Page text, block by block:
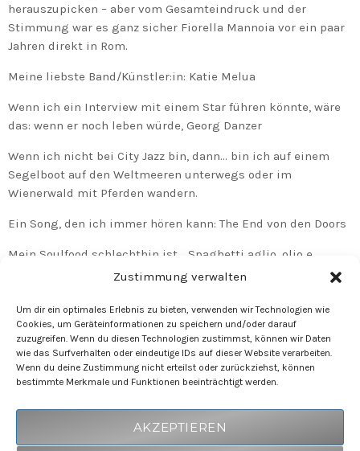
Zustimmung verwalten
Um dir ein optimales Erlebnis zu bieten, verwenden wir Technologien wie
Cookies, um Geräteinformationen zu speichern und/oder darauf
zuzugreifen. Wenn du diesen Technologien zustimmst, können wir Daten
wie das Surfverhalten oder eindeutige IDs auf dieser Website verarbeiten.
Wenn du deine Zustimmung nicht erteilst oder zurückziehst, können
bestimmte Merkmale und Funktionen beeinträchtigt werden.
AKZEPTIEREN
herauszupicken – aber vom Gesamteindruck und der
Stimmung war es ganz sicher Fiorella Mannoia vor ein paar
Jahren direkt in Rom.
Meine liebste Band/Künstler:in: Katie Melua
Wenn ich ein Interview mit einem Star führen könnte, wäre
das: wenn er noch leben würde, Georg Danzer
Wenn ich nicht bei City Jazz bin, dann… bin ich auf einem
Segelboot auf den Weltmeeren unterwegs oder im
Wienerwald mit Pferden wandern.
Ein Song, den ich immer hören kann: The End von den Doors
Mein Soulfood schlechthin ist… Spaghetti aglio, olio e
viele, als dass ich einen herausgreifen könnte